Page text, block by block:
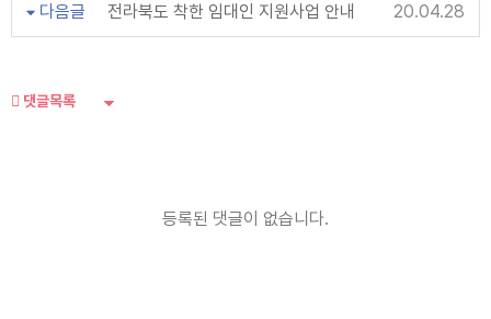
다음글
전라북도 착한 임대인 지원사업 안내 20.04.28
댓글목록
등록된 댓글이 없습니다.